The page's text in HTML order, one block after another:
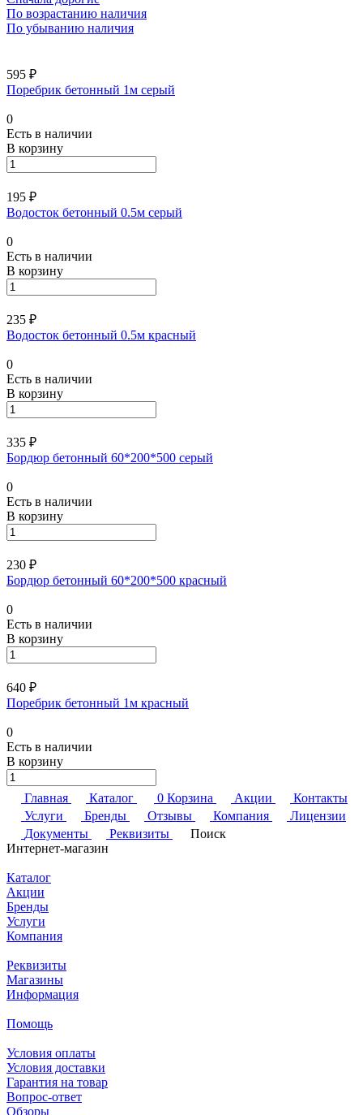
По возрастанию наличия
По убыванию наличия
595 ₽
Поребрик бетонный 1м серый
0
Есть в наличии
В корзину
195 ₽
Водосток бетонный 0.5м серый
0
Есть в наличии
В корзину
235 ₽
Водосток бетонный 0.5м красный
0
Есть в наличии
В корзину
335 ₽
Бордюр бетонный 60*200*500 серый
0
Есть в наличии
В корзину
230 ₽
Бордюр бетонный 60*200*500 красный
0
Есть в наличии
В корзину
640 ₽
Поребрик бетонный 1м красный
0
Есть в наличии
В корзину
Главная Каталог 0 Корзина Акции
Контакты
Услуги
Бренды Отзывы Компания
Лицензии
Документы
Реквизиты
Поиск
Интернет-магазин
Каталог
Акции
Бренды
Услуги
Компания
Реквизиты
Магазины
Информация
Помощь
Условия оплаты
Условия доставки
Гарантия на товар
Вопрос-ответ
Обзоры